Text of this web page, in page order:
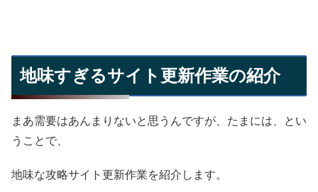
地味すぎるサイト更新作業の紹介
まあ需要はあんまりないと思うんですが、たまには、とい
うことで、
地味な攻略サイト更新作業を紹介します。